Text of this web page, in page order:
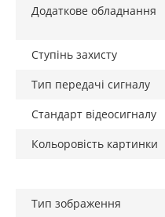
Додаткове обладнання
Ступінь захисту
Тип передачі сигналу
Стандарт відеосигналу
Кольоровість картинки
Тип зображення